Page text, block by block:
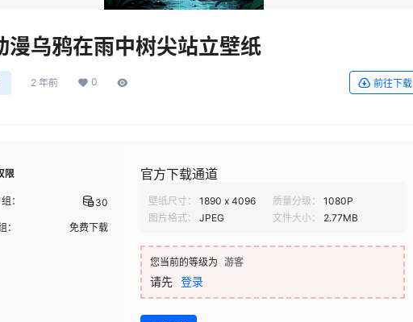
漫乌鸦在雨中树尖站立壁纸
2 年前 0 前往下载
限
： 30
： 免费下载
官方下载通道
壁纸尺寸： 1890 x 4096 质量分级：
1080P
图片格式：
JPEG 文件大小： 2.77MB
您当前的等级为 游客
请先 登录